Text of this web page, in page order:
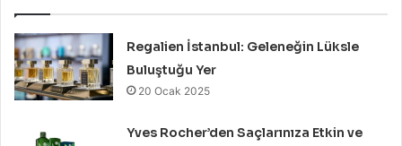
Regalien İstanbul: Geleneğin Lüksle
Buluştuğu Yer
20 Ocak 2025
Yves Rocher’den Saçlarınıza Etkin ve